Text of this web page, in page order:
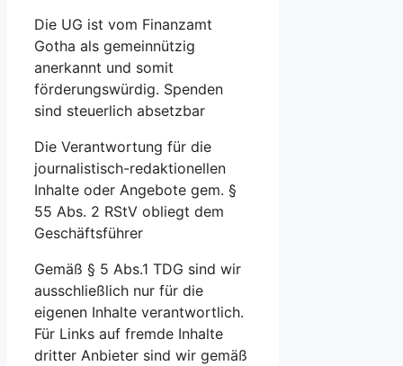
Die UG ist vom Finanzamt
Gotha als gemeinnützig
anerkannt und somit
förderungswürdig. Spenden
sind steuerlich absetzbar
Die Verantwortung für die
journalistisch-redaktionellen
Inhalte oder Angebote gem. §
55 Abs. 2 RStV obliegt dem
Geschäftsführer
Gemäß § 5 Abs.1 TDG sind wir
ausschließlich nur für die
eigenen Inhalte verantwortlich.
Für Links auf fremde Inhalte
dritter Anbieter sind wir gemäß